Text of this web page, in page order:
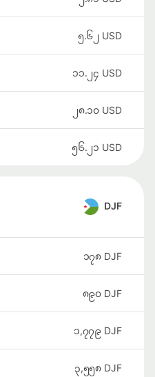
၅.၆၂ USD
၁၁.၂၄ USD
၂၈.၁၀ USD
၅၆.၂၁ USD
DJF
၁၇၈ DJF
၈၉၀ DJF
၁,၇၇၉ DJF
၃,၅၅၈ DJF